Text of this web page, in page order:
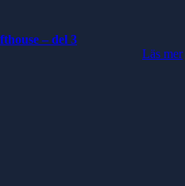
– del 3
Läs mer